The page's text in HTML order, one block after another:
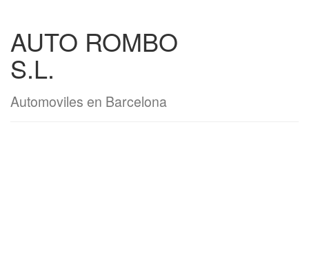
AUTO ROMBO
S.L.
Automoviles en Barcelona